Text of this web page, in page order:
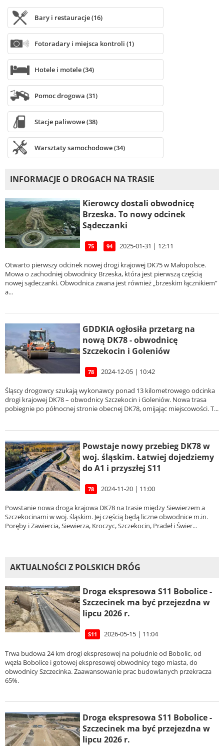
Bary i restauracje (16)
Fotoradary i miejsca kontroli (1)
Hotele i motele (34)
Pomoc drogowa (31)
Stacje paliwowe (38)
Warsztaty samochodowe (34)
INFORMACJE O DROGACH NA TRASIE
Kierowcy dostali obwodnicę
Brzeska. To nowy odcinek
Sądeczanki
75 94 2025-01-31 | 12:11
Otwarto pierwszy odcinek nowej drogi krajowej DK75 w Małopolsce.
Mowa o zachodniej obwodnicy Brzeska, która jest pierwszą częścią
nowej sądeczanki. Obwodnica zwana jest również „brzeskim łącznikiem”
a...
GDDKIA ogłosiła przetarg na
nową DK78 - obwodnicę
Szczekocin i Goleniów
78 2024-12-05 | 10:42
Śląscy drogowcy szukają wykonawcy ponad 13 kilometrowego odcinka
drogi krajowej DK78 – obwodnicy Szczekocin i Goleniów. Nowa trasa
pobiegnie po północnej stronie obecnej DK78, omijając miejscowości. T...
Powstaje nowy przebieg DK78 w
woj. śląskim. Łatwiej dojedziemy
do A1 i przyszłej S11
78 2024-11-20 | 11:00
Powstanie nowa droga krajowa DK78 na trasie między Siewierzem a
Szczekocinami w woj. śląskim. Jej częścią będą liczne obwodnice m.in.
Poręby i Zawiercia, Siewierza, Kroczyc, Szczekocin, Pradeł i Świer...
AKTUALNOŚCI Z POLSKICH DRÓG
Droga ekspresowa S11 Bobolice -
Szczecinek ma być przejezdna w
lipcu 2026 r.
S11 2026-05-15 | 11:04
Trwa budowa 24 km drogi ekspresowej na południe od Bobolic, od
węzła Bobolice i gotowej ekspresowej obwodnicy tego miasta, do
obwodnicy Szczecinka. Zaawansowanie prac budowlanych przekracza
65%.
Droga ekspresowa S11 Bobolice -
Szczecinek ma być przejezdna w
lipcu 2026 r.